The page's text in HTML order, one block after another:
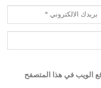
الويب في هذا المتصفح